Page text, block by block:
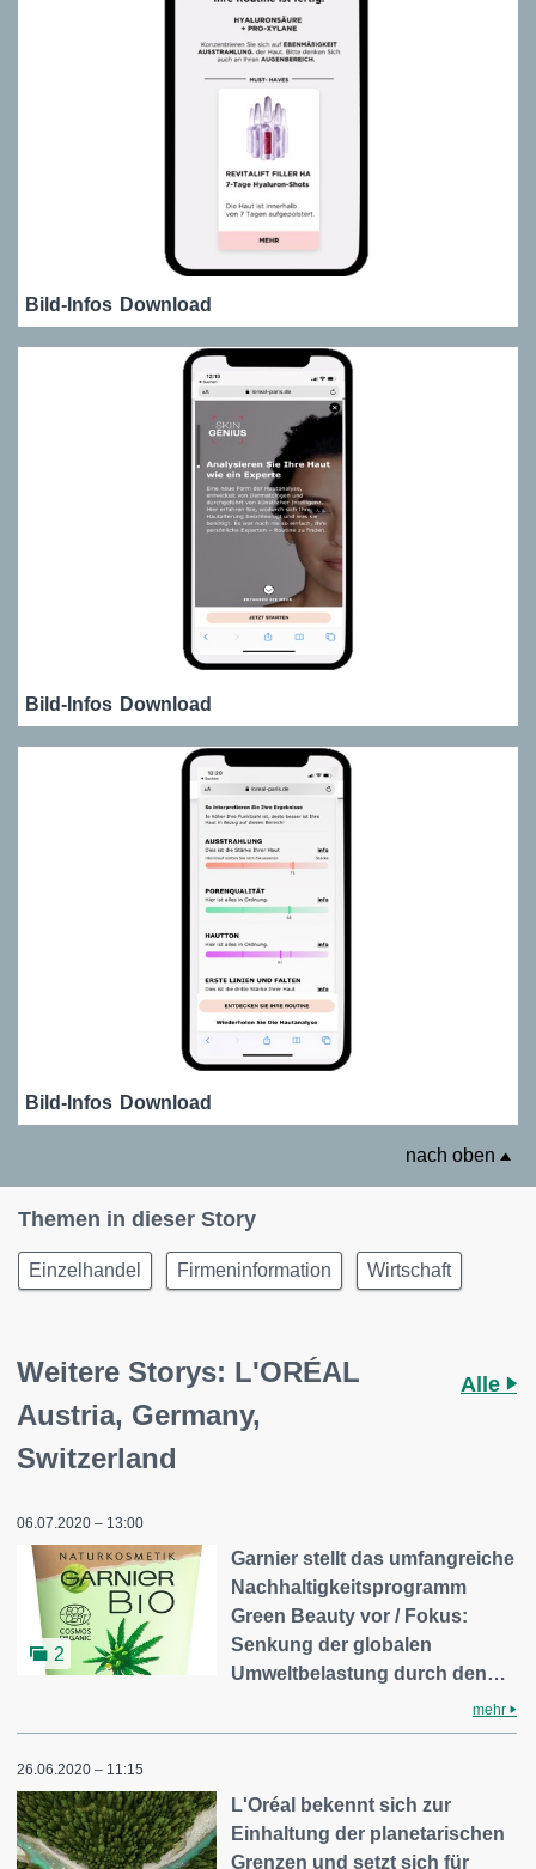
Bild-Infos Download
Bild-Infos Download
Bild-Infos Download
nach oben
Themen in dieser Story
Einzelhandel Firmeninformation Wirtschaft
Weitere Storys: L'ORÉAL
Austria, Germany,
Switzerland
Alle
06.07.2020 – 13:00
2
Garnier stellt das umfangreiche
Nachhaltigkeitsprogramm
Green Beauty vor / Fokus:
Senkung der globalen
Umweltbelastung durch den…
mehr
26.06.2020 – 11:15
L'Oréal bekennt sich zur
Einhaltung der planetarischen
Grenzen und setzt sich für